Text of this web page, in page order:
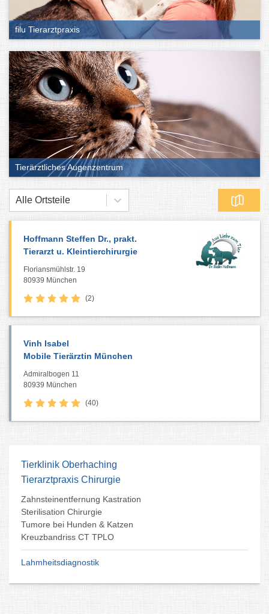
filu Tierarztpraxis
Tierärztliches Augenzentrum
Alle Ortsteile
Hoffmann Steffen Dr., prakt.
Tierarzt u. Kleintierchirurgie
Floriansmühlstr. 19
80939 München
(2)
Vinh Isabel
Mobile Tierärztin München
Admiralbogen 11
80939 München
(40)
Tierklinik Oberhaching
Tierarztpraxis Chirurgie
Zahnsteinentfernung Kastration
Sterilisation Chirurgie
Tumore bei Hunden & Katzen
Kreuzbandriss CT TPLO
Lahmheitsdiagnostik